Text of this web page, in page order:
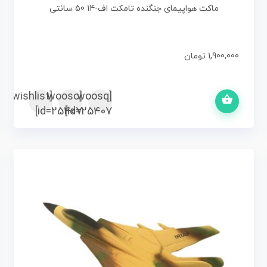
ماکت هواپیمای جنگنده تامکت اف-14 50 سانتی
1,900,000 تومان
[yith_wcwl_add_to_wishlist]
[woosc
id=25407]
[woosq
id=25407]
ها افزودن به سبد